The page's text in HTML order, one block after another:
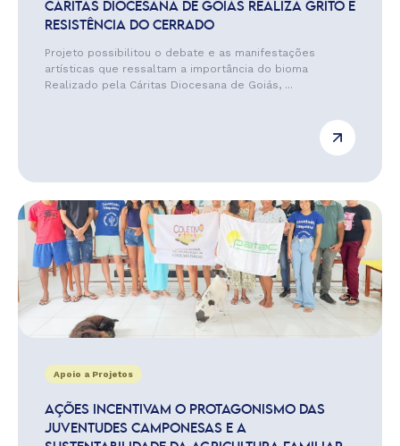
CÁRITAS DIOCESANA DE GOIÁS REALIZA GRITO E
RESISTÊNCIA DO CERRADO
Projeto possibilitou o debate e as manifestações
artísticas que ressaltam a importância do bioma
Realizado pela Cáritas Diocesana de Goiás, ...
Apoio a Projetos
AÇÕES INCENTIVAM O PROTAGONISMO DAS
JUVENTUDES CAMPONESAS E A